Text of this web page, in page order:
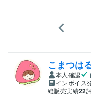
こまつは
本人確認
インボイス
総販売実績22